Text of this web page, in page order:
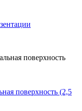
поверхность (2,5